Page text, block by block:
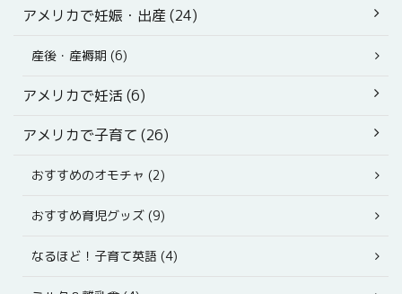
アメリカで妊娠・出産 (24)
産後・産褥期 (6)
アメリカで妊活 (6)
アメリカで子育て (26)
おすすめのオモチャ (2)
おすすめ育児グッズ (9)
なるほど！子育て英語 (4)